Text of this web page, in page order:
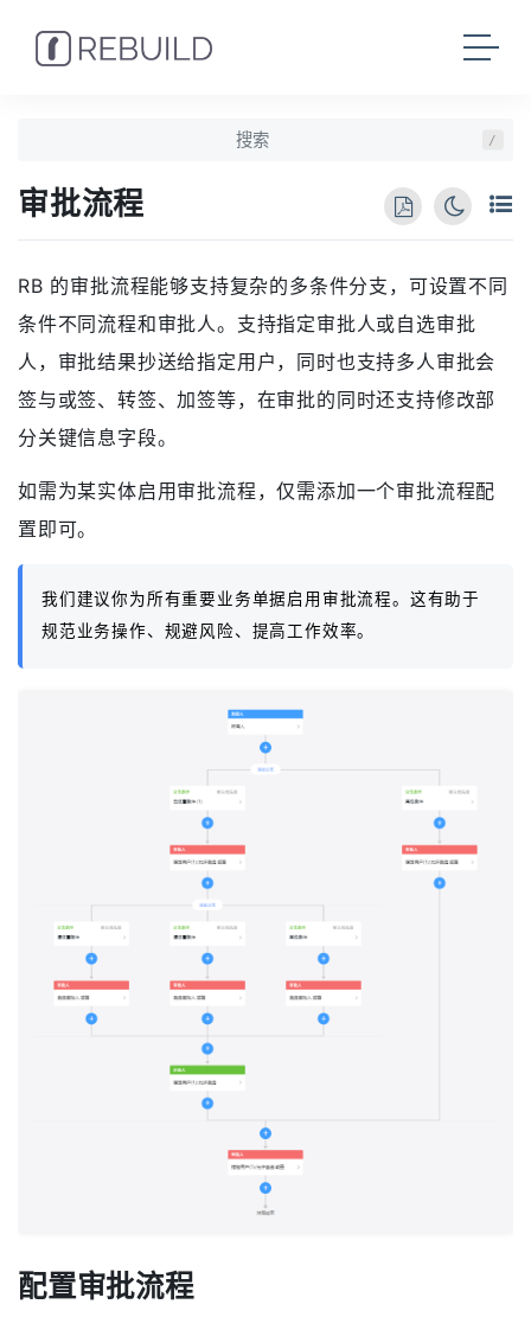
/
审批流程
RB 的审批流程能够支持复杂的多条件分支，可设置不同
条件不同流程和审批人。支持指定审批人或自选审批
人，审批结果抄送给指定用户，同时也支持多人审批会
签与或签、转签、加签等，在审批的同时还支持修改部
分关键信息字段。
如需为某实体启用审批流程，仅需添加一个审批流程配
置即可。
我们建议你为所有重要业务单据启用审批流程。这有助于
规范业务操作、规避风险、提高工作效率。
配置审批流程